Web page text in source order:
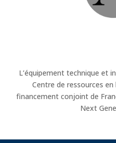
L’équipement technique et
Centre de ressources
financement conjoint de
Next